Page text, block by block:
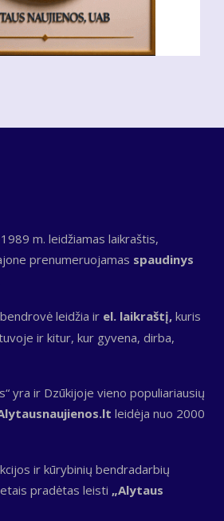
m. leidžiamas laikraštis,
prenumeruojamas spaudinys
leidžia ir el. laikraštį, kuris
ir kitur, kur gyvena, dirba,
yra ir Dzūkijoje vieno populiariausių
leidėja nuo 2000
ir kūrybinių bendradarbių
pradėtas leisti „Alytaus